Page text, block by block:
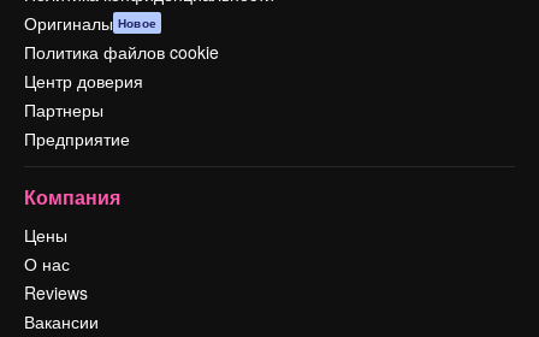
Оригиналы Новое
Политика файлов cookie
Центр доверия
Партнеры
Предприятие
Компания
Цены
О нас
Reviews
Вакансии